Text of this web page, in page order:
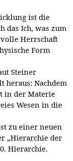
ist die
das Ich, was zum
Herrschaft
Form
Steiner
heraus: Nachdem
in der Materie
Wesen in die
zu einer neuen
„Hierarchie der
Hierarchie.